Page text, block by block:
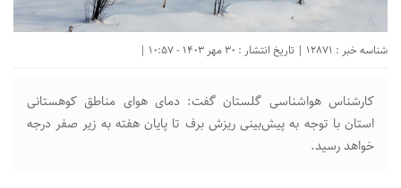
شناسه خبر : 12871 | تاریخ انتشار : 30 مهر 1403 - 10:57 |
کارشناس هواشناسی گلستان گفت: دمای هوای مناطق کوهستانی
استان با توجه به پیش‌بینی ریزش برف تا پایان هفته به زیر صفر درجه
خواهد رسید.